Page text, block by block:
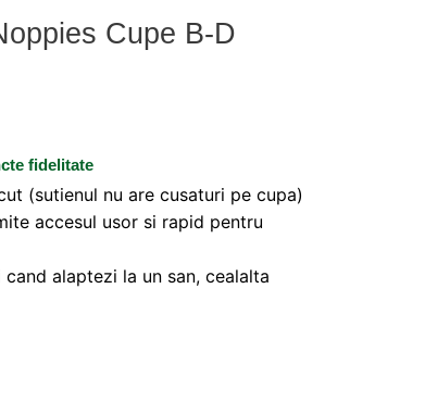
Cupe B-D
fidelitate
(sutienul nu are cusaturi pe cupa)
accesul usor si rapid pentru
alaptezi la un san, cealalta